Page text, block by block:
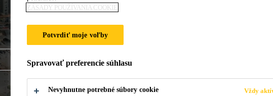
ZÁSADY POUŽÍVANIA COOKIE
Potvrdiť moje voľby
Spravovať preferencie súhlasu
Nevyhnutne potrebné súbory cookie Vždy